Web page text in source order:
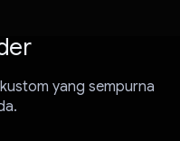
yang sempurna